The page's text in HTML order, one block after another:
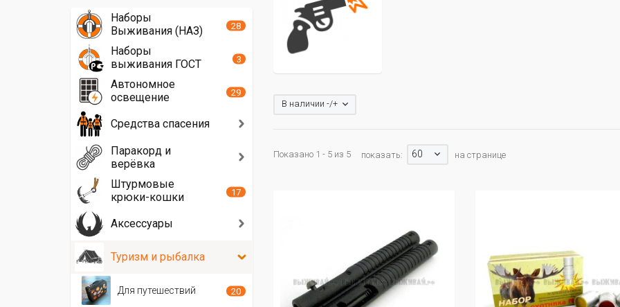
В наличии -/+
Показано 1 - 5 из 5 показать: 60 на странице
Наборы
Выживания (НАЗ)
28
Наборы
выживания ГОСТ
3
Автономное
освещение
29
Средства спасения
Паракорд и
верёвка
Штурмовые
крюки-кошки
17
Аксессуары
Туризм и рыбалка
Для путешествий 20